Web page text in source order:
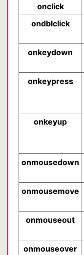
onclick
ondblclick
onkeydown
onkeypress
onkeyup
onmousedown
onmousemove
onmouseout
onmouseover